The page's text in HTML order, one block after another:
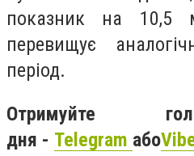
показник на 10,5
перевищує
період.
Отримуйте
дня - Telegram або